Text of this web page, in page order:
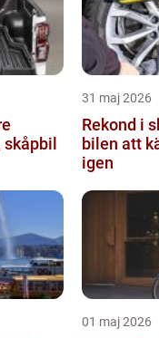
31 maj 2026
Rekond i
bilen att
igen
01 maj 2026